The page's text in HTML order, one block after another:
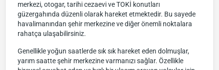
merkezi, otogar, tarihi cezaevi ve TOKİ konutları
güzergahında düzenli olarak hareket etmektedir. Bu sayede
havalimanından şehir merkezine ve diğer önemli noktalara
rahatça ulaşabilirsiniz.
Genellikle yoğun saatlerde sık sık hareket eden dolmuşlar,
yarım saatte şehir merkezine varmanızı sağlar. Özellikle